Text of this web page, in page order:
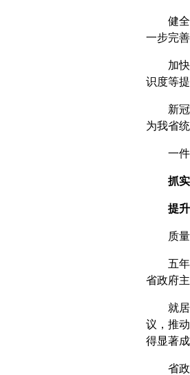
健全基
一步完
加快文
识度等
新冠肺
为我省
一件件
抓
提升
质量是
五年来
省政府
就居民
议，推
得显著成
省政协